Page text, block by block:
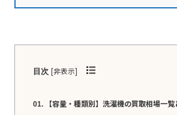
目次 [非表示]
【容量・種類別】洗濯機の買取相場一